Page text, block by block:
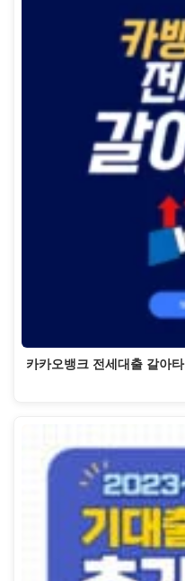
카카오뱅크 전세대출 갈아